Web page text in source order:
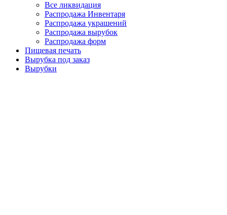
Все ликвидация
Распродажа Инвентаря
Распродажа украшений
Распродажа вырубок
Распродажа форм
Пищевая печать
Вырубка под заказ
Вырубки